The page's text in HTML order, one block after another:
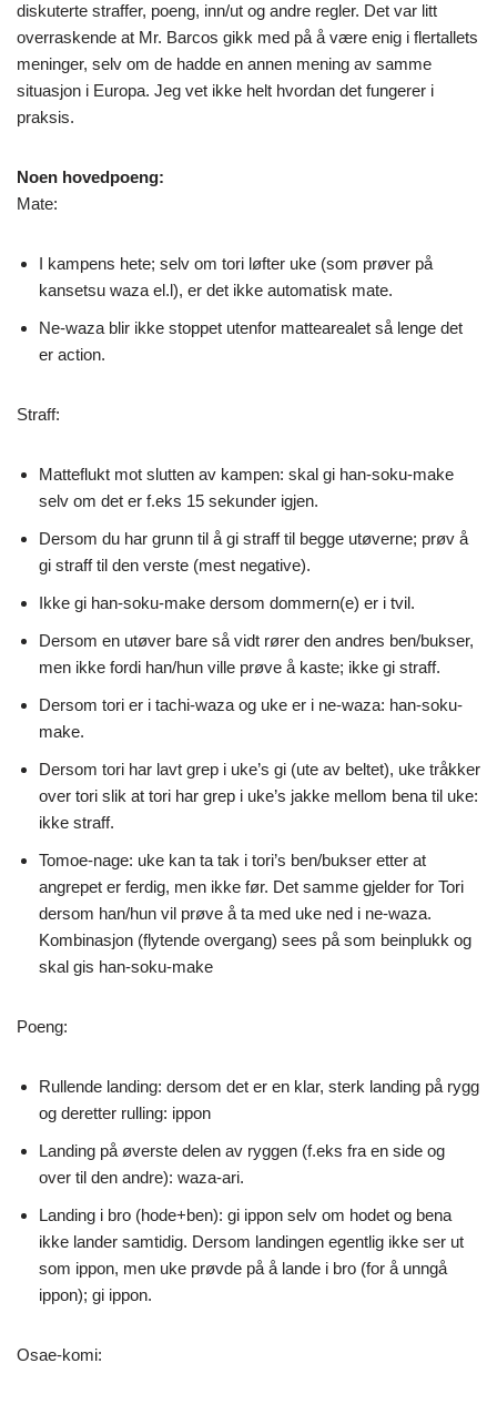
diskuterte straffer, poeng, inn/ut og andre regler. Det var litt
overraskende at Mr. Barcos gikk med på å være enig i flertallets
meninger, selv om de hadde en annen mening av samme
situasjon i Europa. Jeg vet ikke helt hvordan det fungerer i
praksis.
Noen hovedpoeng:
Mate:
I kampens hete; selv om tori løfter uke (som prøver på
kansetsu waza el.l), er det ikke automatisk mate.
Ne-waza blir ikke stoppet utenfor mattearealet så lenge det
er action.
Straff:
Matteflukt mot slutten av kampen: skal gi han-soku-make
selv om det er f.eks 15 sekunder igjen.
Dersom du har grunn til å gi straff til begge utøverne; prøv å
gi straff til den verste (mest negative).
Ikke gi han-soku-make dersom dommern(e) er i tvil.
Dersom en utøver bare så vidt rører den andres ben/bukser,
men ikke fordi han/hun ville prøve å kaste; ikke gi straff.
Dersom tori er i tachi-waza og uke er i ne-waza: han-soku-
make.
Dersom tori har lavt grep i uke’s gi (ute av beltet), uke tråkker
over tori slik at tori har grep i uke’s jakke mellom bena til uke:
ikke straff.
Tomoe-nage: uke kan ta tak i tori’s ben/bukser etter at
angrepet er ferdig, men ikke før. Det samme gjelder for Tori
dersom han/hun vil prøve å ta med uke ned i ne-waza.
Kombinasjon (flytende overgang) sees på som beinplukk og
skal gis han-soku-make
Poeng:
Rullende landing: dersom det er en klar, sterk landing på rygg
og deretter rulling: ippon
Landing på øverste delen av ryggen (f.eks fra en side og
over til den andre): waza-ari.
Landing i bro (hode+ben): gi ippon selv om hodet og bena
ikke lander samtidig. Dersom landingen egentlig ikke ser ut
som ippon, men uke prøvde på å lande i bro (for å unngå
ippon); gi ippon.
Osae-komi: